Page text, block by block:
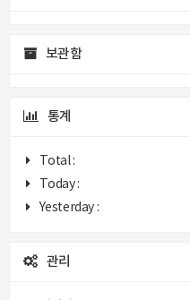
보관함
통계
Total :
Today :
Yesterday :
관리